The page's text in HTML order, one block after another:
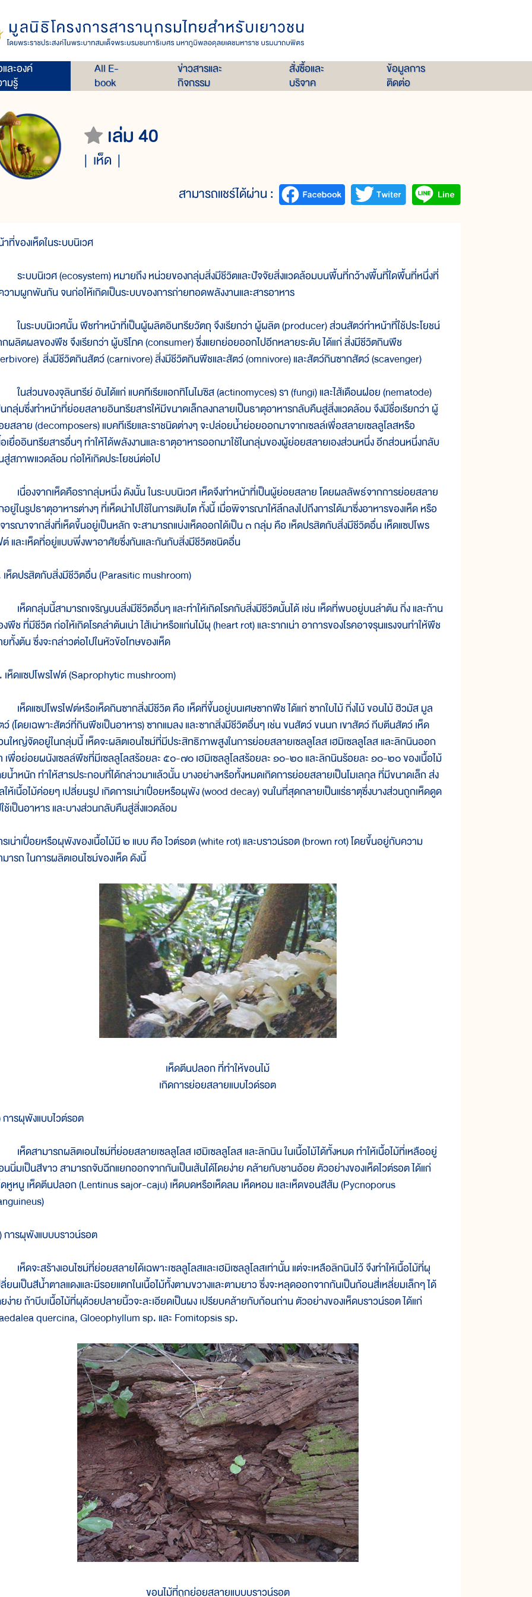
ละองค์
มรู้
All E-
book
ข่าวสารและ
กิจกรรม
สั่งซื้อและ
บริจาค
ข้อมูลการ
ติดต่อ
เล่ม 40
เห็ด
สามารถแชร์ได้ผ่าน :
ที่ของเห็ดในระบบนิเวศ
ระบบนิเวศ (ecosystem) หมายถึง หน่วยของกลุ่มสิ่งมีชีวิตและปัจจัยสิ่งแวดล้อมบนพื้นที่กว้างพื้นที่ใดพื้นที่หนึ่งที่
ามผูกพันกัน จนก่อให้เกิดเป็นระบบของการถ่ายทอดพลังงานและสารอาหาร
ในระบบนิเวศนั้น พืชทำหน้าที่เป็นผู้ผลิตอินทรียวัตถุ จึงเรียกว่า ผู้ผลิต (producer) ส่วนสัตว์ทำหน้าที่ใช้ประโยชน์
กผลิตผลของพืช จึงเรียกว่า ผู้บริโภค (consumer) ซึ่งแยกย่อยออกไปอีกหลายระดับ ได้แก่ สิ่งมีชีวิตกินพืช
สิ่งมีชีวิตกินสัตว์ (carnivore) สิ่งมีชีวิตกินพืชและสัตว์ (omnivore) และสัตว์กินซากสัตว์ (scavenger)
ในส่วนของจุลินทรีย์ อันได้แก่ แบคทีเรียแอกทิโนไมซิส (actinomyces) รา (fungi) และไส้เดือนฝอย (nematode)
นกลุ่มซึ่งทำหน้าที่ย่อยสลายอินทรียสารให้มีขนาดเล็กลงกลายเป็นธาตุอาหารกลับคืนสู่สิ่งแวดล้อม จึงมีชื่อเรียกว่า ผู้
สลาย (decomposers) แบคทีเรียและราชนิดต่างๆ จะปล่อยน้ำย่อยออกมาจากเซลล์เพื่อสลายเซลลูโลสหรือ
อเยื่ออินทรียสารอื่นๆ ทำให้ได้พลังงานและธาตุอาหารออกมาใช้ในกลุ่มของผู้ย่อยสลายเองส่วนหนึ่ง อีกส่วนหนึ่งกลับ
สภาพแวดล้อม ก่อให้เกิดประโยชน์ต่อไป
เนื่องจากเห็ดคือรากลุ่มหนึ่ง ดังนั้น ในระบบนิเวศ เห็ดจึงทำหน้าที่เป็นผู้ย่อยสลาย โดยผลลัพธ์จากการย่อยสลาย
ยู่ในรูปธาตุอาหารต่างๆ ที่เห็ดนำไปใช้ในการเติบโต ทั้งนี้ เมื่อพิจารณาให้ลึกลงไปถึงการได้มาซึ่งอาหารของเห็ด หรือ
รณาจากสิ่งที่เห็ดขึ้นอยู่เป็นหลัก จะสามารถแบ่งเห็ดออกได้เป็น ๓ กลุ่ม คือ เห็ดปรสิตกับสิ่งมีชีวิตอื่น เห็ดแซปโพร
ต์ และเห็ดที่อยู่แบบพึ่งพาอาศัยซึ่งกันและกันกับสิ่งมีชีวิตชนิดอื่น
เห็ดปรสิตกับสิ่งมีชีวิตอื่น (Parasitic mushroom)
เห็ดกลุ่มนี้สามารถเจริญบนสิ่งมีชีวิตอื่นๆ และทำให้เกิดโรคกับสิ่งมีชีวิตนั้นได้ เช่น เห็ดที่พบอยู่บนลำต้น กิ่ง และก้าน
พืช ที่มีชีวิต ก่อให้เกิดโรคลำต้นเน่า ไส้เน่าหรือแก่นไม้ผุ (heart rot) และรากเน่า อาการของโรคอาจรุนแรงจนทำให้พืช
ยทั้งต้น ซึ่งจะกล่าวต่อไปในหัวข้อโทษของเห็ด
ห็ดแซปโพรไฟต์ (Saprophytic mushroom)
เห็ดแซปโพรไฟต์หรือเห็ดกินซากสิ่งมีชีวิต คือ เห็ดที่ขึ้นอยู่บนเศษซากพืช ได้แก่ ซากใบไม้ กิ่งไม้ ขอนไม้ ฮิวมัส มูล
(โดยเฉพาะสัตว์ที่กินพืชเป็นอาหาร) ซากแมลง และซากสิ่งมีชีวิตอื่นๆ เช่น ขนสัตว์ ขนนก เขาสัตว์ กีบตีนสัตว์ เห็ด
ใหญ่จัดอยู่ในกลุ่มนี้ เห็ดจะผลิตเอนไซม์ที่มีประสิทธิภาพสูงในการย่อยสลายเซลลูโลส เฮมิเซลลูโลส และลิกนินออก
เพื่อย่อยผนังเซลล์พืชที่มีเซลลูโลสร้อยละ ๕๐-๗๐ เฮมิเซลลูโลสร้อยละ ๑๐-๒๐ และลิกนินร้อยละ ๑๐-๒๐ ของเนื้อไม้
น้ำหนัก ทำให้สารประกอบที่ได้กล่าวมาแล้วนั้น บางอย่างหรือทั้งหมดเกิดการย่อยสลายเป็นโมเลกุล ที่มีขนาดเล็ก ส่ง
ให้เนื้อไม้ค่อยๆ เปลี่ยนรูป เกิดการเน่าเปื่อยหรือผุพัง (wood decay) จนในที่สุดกลายเป็นแร่ธาตุซึ่งบางส่วนถูกเห็ดดูด
ช้เป็นอาหาร และบางส่วนกลับคืนสู่สิ่งแวดล้อม
เน่าเปื่อยหรือผุพังของเนื้อไม้มี ๒ แบบ คือ ไวต์รอต (white rot) และบราวน์รอต (brown rot) โดยขึ้นอยู่กับความ
ารถ ในการผลิตเอนไซม์ของเห็ด ดังนี้
เห็ดตีนปลอก ที่ทำให้ขอนไม้
เกิดการย่อยสลายแบบไวด์รอต
การผุพังแบบไวต์รอต
เห็ดสามารถผลิตเอนไซม์ที่ย่อยสลายเซลลูโลส เฮมิเซลลูโลส และลิกนิน ในเนื้อไม้ได้ทั้งหมด ทำให้เนื้อไม้ที่เหลืออยู่
นิ่มเป็นสีขาว สามารถจับฉีกแยกออกจากกันเป็นเส้นได้โดยง่าย คล้ายกับชานอ้อย ตัวอย่างของเห็ดไวต์รอต ได้แก่
ดหูหนู เห็ดตีนปลอก (Lentinus sajor-caju) เห็ดบดหรือเห็ดลม เห็ดหอม และเห็ดขอนสีส้ม (Pycnoporus
การผุพังแบบบราวน์รอต
เห็ดจะสร้างเอนไซม์ที่ย่อยสลายได้เฉพาะเซลลูโลสและเฮมิเซลลูโลสเท่านั้น แต่จะเหลือลิกนินไว้ จึงทำให้เนื้อไม้ที่ผุ
ลี่ยนเป็นสีน้ำตาลแดงและมีรอยแตกในเนื้อไม้ทั้งตามขวางและตามยาว ซึ่งจะหลุดออกจากกันเป็นก้อนสี่เหลี่ยมเล็กๆ ได้
ง่าย ถ้าบีบเนื้อไม้ที่ผุด้วยปลายนิ้วจะละเอียดเป็นผง เปรียบคล้ายกับก้อนถ่าน ตัวอย่างของเห็ดบราวน์รอต ได้แก่
quercina, Gloeophyllum sp. และ Fomitopsis sp.
ขอนไม้ที่ถูกย่อยสลายแบบบราวน์รอต